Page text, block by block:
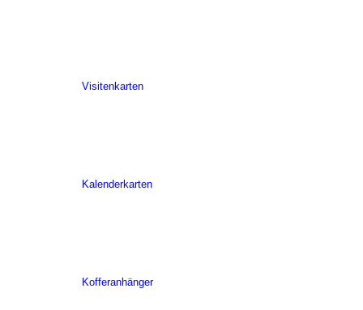
Visitenkarten
Kalenderkarten
Kofferanhänger